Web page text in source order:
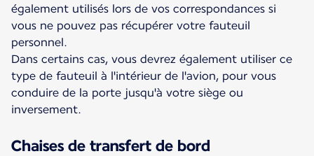
également utilisés lors de vos correspondances si
vous ne pouvez pas récupérer votre fauteuil
personnel.
Dans certains cas, vous devrez également utiliser ce
type de fauteuil à l'intérieur de l'avion, pour vous
conduire de la porte jusqu'à votre siège ou
inversement.
Chaises de transfert de bord